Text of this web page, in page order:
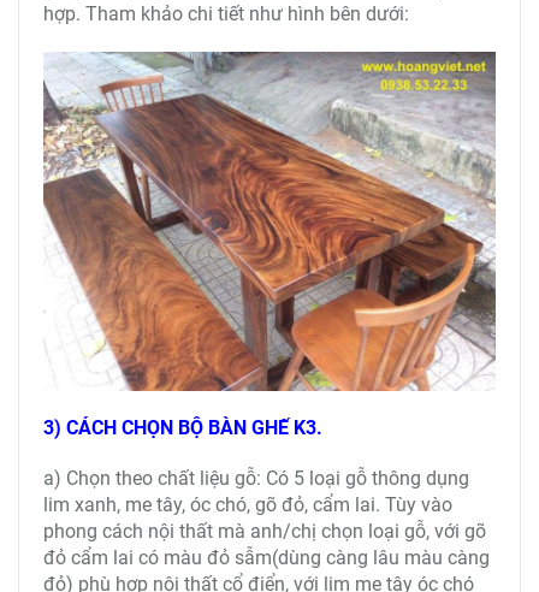
hợp. Tham khảo chi tiết như hình bên dưới:
3) CÁCH CHỌN BỘ BÀN GHẾ K3.
a) Chọn theo chất liệu gỗ: Có 5 loại gỗ thông dụng
lim xanh, me tây, óc chó, gõ đỏ, cẩm lai. Tùy vào
phong cách nội thất mà anh/chị chọn loại gỗ, với gõ
đỏ cẩm lai có màu đỏ sẫm(dùng càng lâu màu càng
đỏ) phù hợp nội thất cổ điển, với lim me tây óc chó